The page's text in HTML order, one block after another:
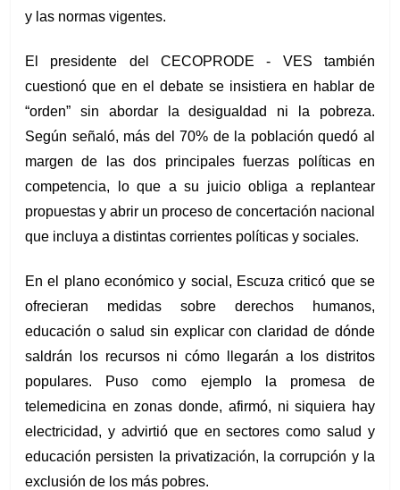
y las normas vigentes.
El presidente del CECOPRODE - VES también
cuestionó que en el debate se insistiera en hablar de
“orden” sin abordar la desigualdad ni la pobreza.
Según señaló, más del 70% de la población quedó al
margen de las dos principales fuerzas políticas en
competencia, lo que a su juicio obliga a replantear
propuestas y abrir un proceso de concertación nacional
que incluya a distintas corrientes políticas y sociales.
En el plano económico y social, Escuza criticó que se
ofrecieran medidas sobre derechos humanos,
educación o salud sin explicar con claridad de dónde
saldrán los recursos ni cómo llegarán a los distritos
populares. Puso como ejemplo la promesa de
telemedicina en zonas donde, afirmó, ni siquiera hay
electricidad, y advirtió que en sectores como salud y
educación persisten la privatización, la corrupción y la
exclusión de los más pobres.